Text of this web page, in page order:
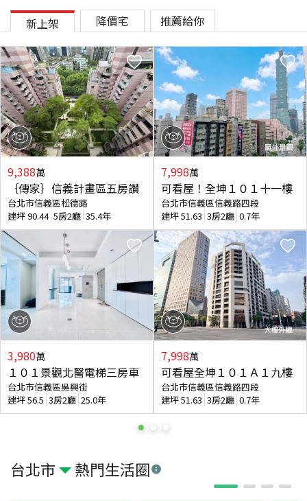
台北市 熱門生活圈
新上架 降價宅 推薦給你
9,388萬
｛傳家｝信義計畫區五房讚
台北市信義區松德路
建坪90.44 5房2廳 35.4年
3,980萬
１０１景觀北醫電梯三房車
台北市信義區吳興街
建坪56.5 3房2廳 25.0年
7,998萬
可看屋！全坤１０１十一樓
台北市信義區信義路四段
建坪51.63 3房2廳 0.7年
7,998萬
可看屋全坤１０１Ａ１九樓
台北市信義區信義路四段
建坪51.63 3房2廳 0.7年